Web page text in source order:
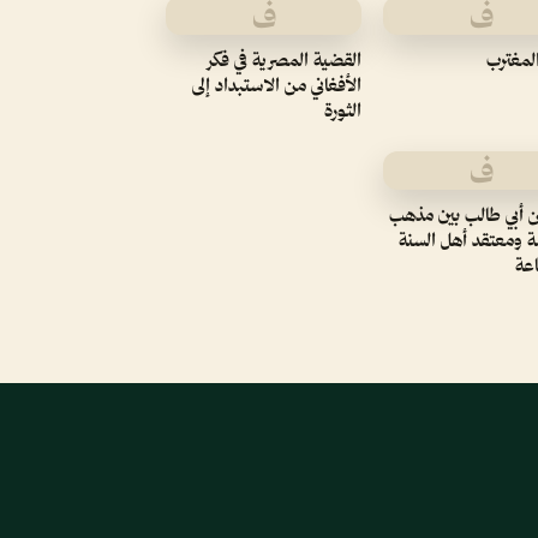
ف ف
القضية المصرية في فكر
الأفغاني من الاستبداد إلى
الثورة
ف
أبي طالب بين مذهب
ومعتقد أهل السنة